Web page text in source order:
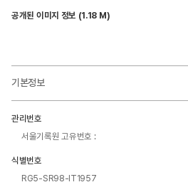
공개된 이미지 정보 (1.18 M)
기본정보
관리번호
서울기록원 고유번호 :
식별번호
RG5-SR98-IT1957